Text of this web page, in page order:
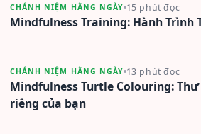
CHÁNH NIỆM HẰNG NGÀY 15 phút đọc
Mindfulness Training: Hành Trình
CHÁNH NIỆM HẰNG NGÀY 13 phút đọc
Mindfulness Turtle Colouring:
riêng của bạn